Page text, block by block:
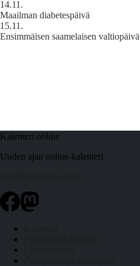
14.11.
Maailman diabetespäivä
15.11.
Ensimmäisen saamelaisen
Kalenteri.online
Uuden ajan online-kalenteri